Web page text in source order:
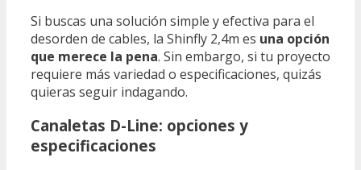
Si buscas una solución simple y efectiva para el
desorden de cables, la Shinfly 2,4m es una opción
que merece la pena. Sin embargo, si tu proyecto
requiere más variedad o especificaciones, quizás
quieras seguir indagando.
Canaletas D-Line: opciones y
especificaciones